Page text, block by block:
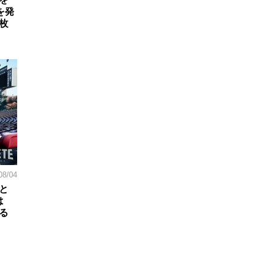
発
04